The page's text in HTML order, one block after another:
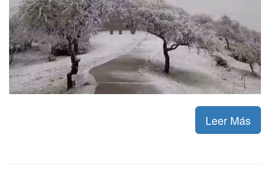
Leer Más